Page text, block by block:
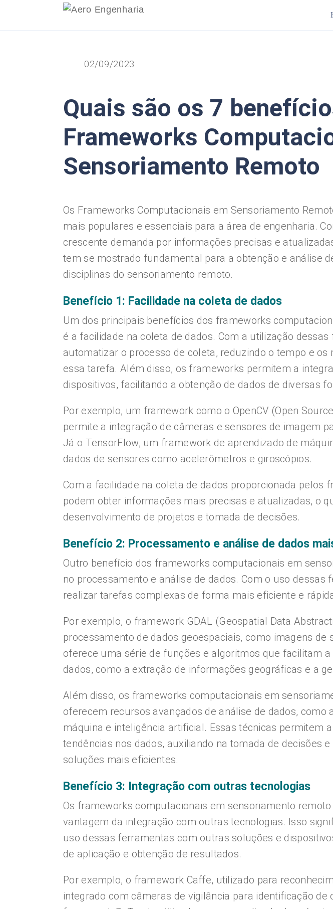
02/09/2023
Quais são os 7
Frameworks
Sensoriamento Remoto
Os Frameworks Computacionais em Sensoriamento
mais populares e essenciais para a área de engenharia.
crescente demanda por informações precisas e
tem se mostrado fundamental para a obtenção e análise
disciplinas do sensoriamento remoto.
Benefício 1: Facilidade na coleta de dados
Um dos principais benefícios dos frameworks
é a facilidade na coleta de dados. Com a utilização
automatizar o processo de coleta, reduzindo o tempo e os
essa tarefa. Além disso, os frameworks permitem a
dispositivos, facilitando a obtenção de dados de diversas
Por exemplo, um framework como o OpenCV (Open
permite a integração de câmeras e sensores de imagem
Já o TensorFlow, um framework de aprendizado de
dados de sensores como acelerômetros e giroscópios.
Com a facilidade na coleta de dados proporcionada pelos
podem obter informações mais precisas e atualizadas, o
desenvolvimento de projetos e tomada de decisões.
Benefício 2: Processamento e análise de dados
Outro benefício dos frameworks computacionais em
no processamento e análise de dados. Com o uso dessas
realizar tarefas complexas de forma mais eficiente e
Por exemplo, o framework GDAL (Geospatial Data
processamento de dados geoespaciais, como imagens de
oferece uma série de funções e algoritmos que facilitam
dados, como a extração de informações geográficas e a
Além disso, os frameworks computacionais em
oferecem recursos avançados de análise de dados, como
máquina e inteligência artificial. Essas técnicas permitem
tendências nos dados, auxiliando na tomada de decisões
soluções mais eficientes.
Benefício 3: Integração com outras tecnologias
Os frameworks computacionais em sensoriamento
vantagem da integração com outras tecnologias. Isso
uso dessas ferramentas com outras soluções e
de aplicação e obtenção de resultados.
Por exemplo, o framework Caffe, utilizado para
integrado com câmeras de vigilância para identificação de